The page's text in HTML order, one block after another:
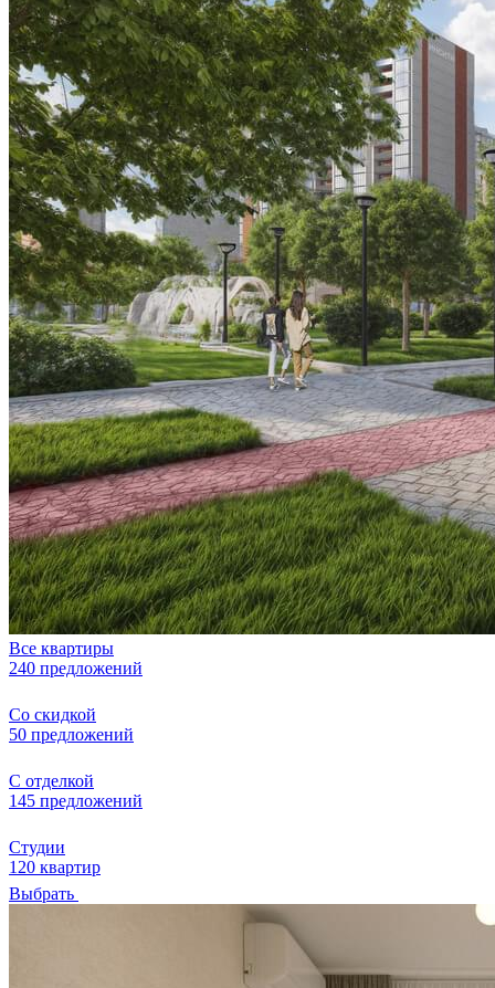
Все квартиры
240 предложений
Со скидкой
50 предложений
С отделкой
145 предложений
Студии
120 квартир
Выбрать